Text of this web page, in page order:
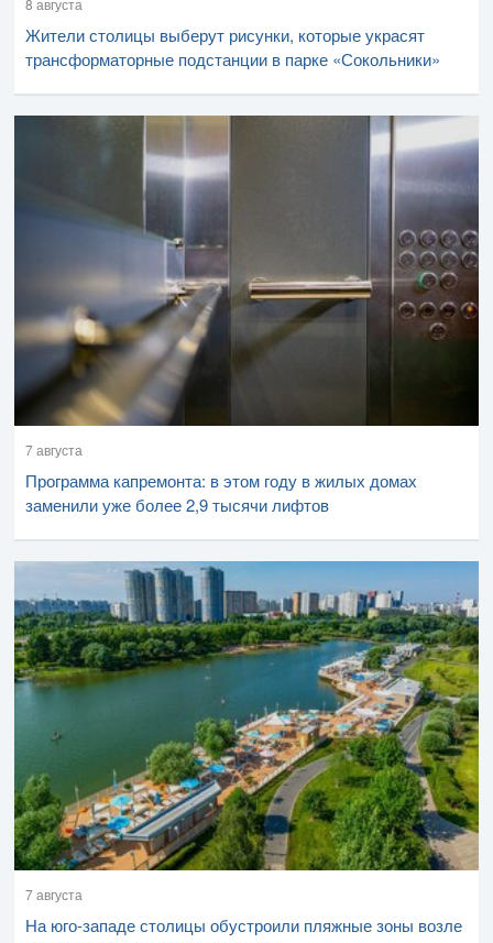
8 августа
Жители столицы выберут рисунки, которые украсят
трансформаторные подстанции в парке «Сокольники»
7 августа
Программа капремонта: в этом году в жилых домах
заменили уже более 2,9 тысячи лифтов
7 августа
На юго-западе столицы обустроили пляжные зоны возле